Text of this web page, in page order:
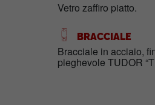
Vetro zaffiro piatto.
BRACCIALE
Bracciale in acciaio,
pieghevole TUDOR